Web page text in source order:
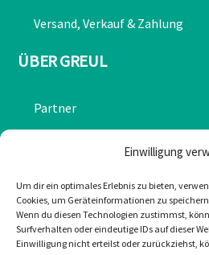
Einwilligung
Um dir ein optimales Erlebnis zu bieten,
Cookies, um Geräteinformationen zu
Wenn du diesen Technologien zustimmst,
Surfverhalten oder eindeutige IDs auf dieser
Einwilligung nicht erteilst oder zurückziehst,
Versand, Verkauf & Zahlung
ÜBER GREUL
Partner
Impressum
Cookie-Richtlinie (EU)